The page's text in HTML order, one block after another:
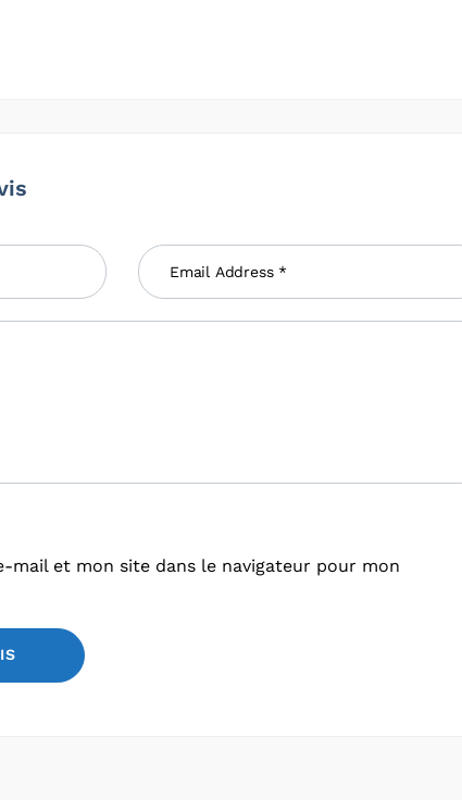
mail et mon site dans le navigateur pour mon